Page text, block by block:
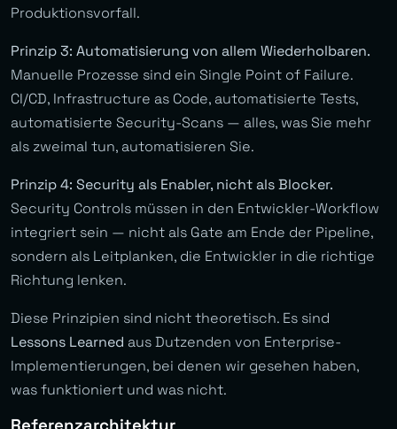
Produktionsvorfall.
Prinzip 3: Automatisierung von allem Wiederholbaren.
Manuelle Prozesse sind ein Single Point of Failure.
CI/CD, Infrastructure as Code, automatisierte Tests,
automatisierte Security-Scans — alles, was Sie mehr
als zweimal tun, automatisieren Sie.
Prinzip 4: Security als Enabler, nicht als Blocker.
Security Controls müssen in den Entwickler-Workflow
integriert sein — nicht als Gate am Ende der Pipeline,
sondern als Leitplanken, die Entwickler in die richtige
Richtung lenken.
Diese Prinzipien sind nicht theoretisch. Es sind
Lessons Learned aus Dutzenden von Enterprise-
Implementierungen, bei denen wir gesehen haben,
was funktioniert und was nicht.